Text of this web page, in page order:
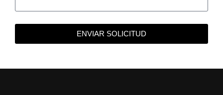
ENVIAR SOLICITUD